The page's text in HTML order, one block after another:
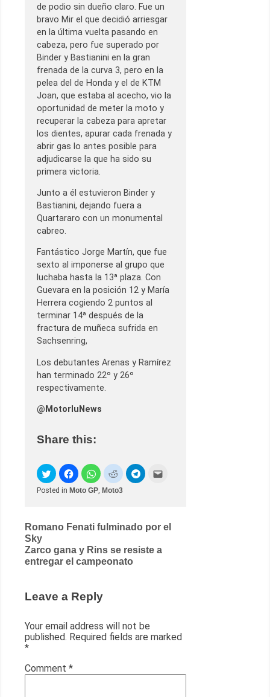
de podio sin dueño claro. Fue un
bravo Mir el que decidió arriesgar
en la última vuelta pasando en
cabeza, pero fue superado por
Binder y Bastianini en la gran
frenada de la curva 3, pero en la
pelea del de Honda y el de KTM
Joan, que estaba al acecho, vio la
oportunidad de meter la moto y
recuperar la cabeza para apretar
los dientes, apurar cada frenada y
abrir gas lo antes posible para
adjudicarse la que ha sido su
primera victoria.
Junto a él estuvieron Binder y
Bastianini, dejando fuera a
Quartararo con un monumental
cabreo.
Fantástico Jorge Martín, que fue
sexto al imponerse al grupo que
luchaba hasta la 13ª plaza. Con
Guevara en la posición 12 y María
Herrera cogiendo 2 puntos al
terminar 14ª después de la
fractura de muñeca sufrida en
Sachsenring,
Los debutantes Arenas y Ramírez
han terminado 22º y 26º
respectivamente.
@MotorluNews
Share this:
Posted in Moto GP Moto3
Post
navigation
Romano Fenati fulminado por el
Sky
Zarco gana y Rins se resiste a
entregar el campeonato
Leave a Reply
Your email address will not be
published. Required fields are marked
*
Comment *